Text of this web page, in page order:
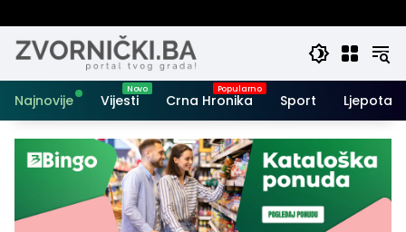
Najnovije Vijesti Crna Hronika Sport Ljepota i